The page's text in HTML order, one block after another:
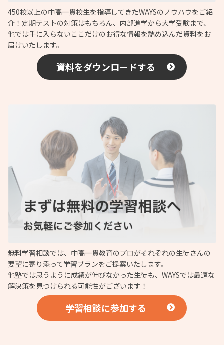
450校以上の中高一貫校生を指導してきたWAYSのノウハウをご紹
介！定期テストの対策はもちろん、内部進学から大学受験まで、
他では手に入らないここだけのお得な情報を詰め込んだ資料をお
届けいたします。
資料をダウンロードする
無料学習相談では、中高一貫教育のプロがそれぞれの生徒さんの
要望に寄り添って学習プランをご提案いたします。
他塾では思うように成績が伸びなかった生徒も、WAYSでは最適な
解決策を見つけられる可能性がございます！
学習相談に参加する